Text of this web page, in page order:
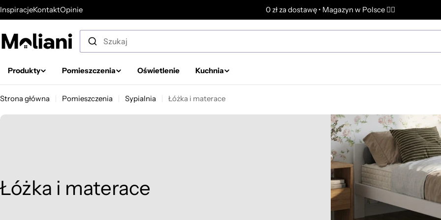
Przejdź
InspiracjeKontaktOpinie 0 zł za dostawę • Magazyn w Polsce ✌🏼
Produkty Pomieszczenia Oświetlenie Kuchnia
Strona główna Pomieszczenia Sypialnia Łóżka i materace
K
Łóżka i materace